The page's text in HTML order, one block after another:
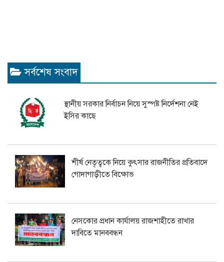
সর্বশেষ সংবাদ
স্থানীয় সরকার নির্বাচন নিয়ে সুস্পষ্ট নির্দেশনা নেই
ইসির কাছে
শীর্ষ নেতৃত্বকে নিয়ে কুৎসার রাজনীতির প্রতিবাদে
গোদাগাড়ীতে বিক্ষোভ
নেসকোর প্রধান কার্যালয় রাজশাহীতে রাখার
দাবিতে মানববন্ধন